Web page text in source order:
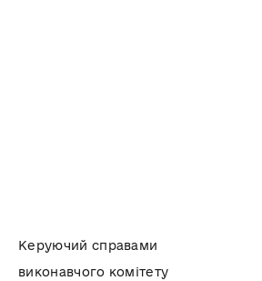
Керуючий справами
виконавчого